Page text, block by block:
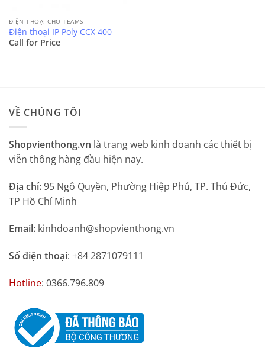
ĐIỆN THOẠI CHO TEAMS
Điện thoại IP Poly CCX 400
Call for Price
VỀ CHÚNG TÔI
Shopvienthong.vn là trang web kinh doanh các thiết bị
viễn thông hàng đầu hiện nay.
Địa chỉ:95 Ngô Quyền, Phường Hiệp Phú, TP. Thủ Đức,
TP Hồ Chí Minh
Email: kinhdoanh@shopvienthong.vn
Số điện thoại: +84 2871079111
Hotline: 0366.796.809